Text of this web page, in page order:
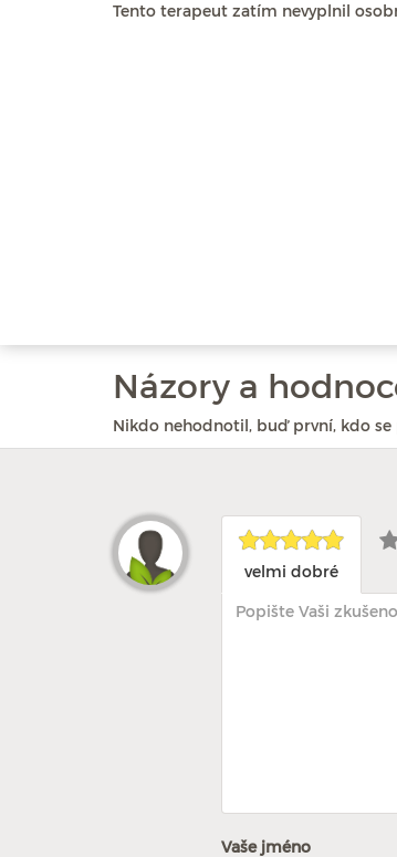
Tento terapeut zatím nevyplnil
Názory a
Nikdo nehodnotil, buď první, kdo se
velmi dobré
Vaše jméno